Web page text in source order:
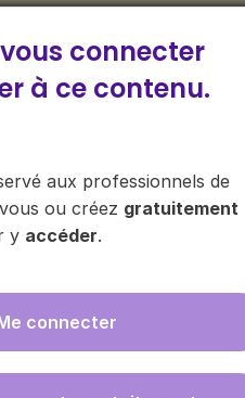
connecter
à ce contenu.
aux professionnels de
ou créez gratuitement
y accéder.
connecter
aux médecins
bouton « Se connecter/
En cliquant sur "s'inscrire",
donnéesici .